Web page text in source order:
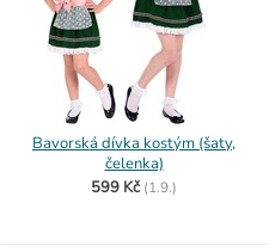
Bavorská dívka kostým (šaty,
čelenka)
599 Kč (1.9.)